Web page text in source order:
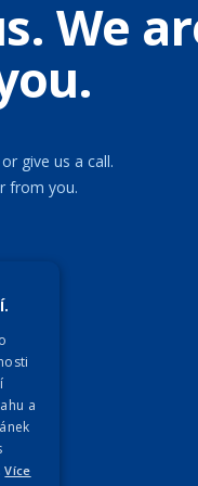
We
give us a call.
from you.
a
Více